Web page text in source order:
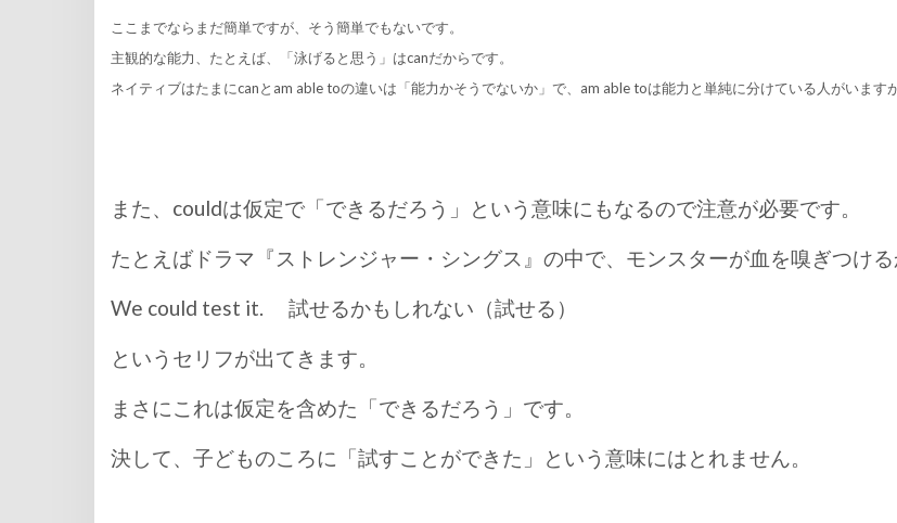
ここまでならまだ簡単ですが、そう簡単でもないです。
主観的な能力、たとえば、「泳げると思う」はcanだからです。
ネイティブはたまにcanとam able toの違いは「能力かそうでないか」で、am able toは能力と単純に分けている人がいます
また、couldは仮定で「できるだろう」という意味にもなるので注意が必要です。
たとえばドラマ『ストレンジャー・シングス』の中で、モンスターが血を嗅ぎつける
We could test it. 試せるかもしれない（試せる）
というセリフが出てきます。
まさにこれは仮定を含めた「できるだろう」です。
決して、子どものころに「試すことができた」という意味にはとれません。